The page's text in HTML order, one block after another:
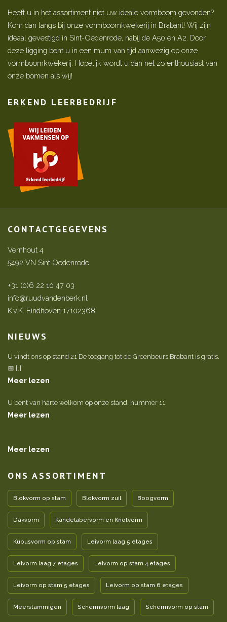
Heeft u in het assortiment niet uw ideale vormboom gevonden?
Kom dan langs bij onze vormboomkwekerij in Brabant! Wij zijn
ideaal gevestigd in Sint-Oedenrode, nabij de A50 en A2. Door
deze ligging bent u in een mum van tijd aanwezig op onze
vormboomkwekerij. Hopelijk wordt u dan net zo enthousiast van
onze bomen als wij!
ERKEND LEERBEDRIJF
CONTACTGEGEVENS
Vernhout 4
5492 VN Sint Oedenrode
+31 (0)6 22 10 47 03
info@ruudvandenberk.nl
K.v.K. Eindhoven 17102368
NIEUWS
U vindt ons op stand 21 De toegang tot de Groenbeurs Brabant is gratis.
📅 […]
Meer lezen
U bent van harte welkom op onze stand, nummer 11.
Meer lezen
Meer lezen
ONS ASSORTIMENT
Blokvorm op stam Blokvorm zuil Boogvorm
Dakvorm Kandelabervorm en Knotvorm
Kubusvorm op stam Leivorm laag 5 etages
Leivorm laag 7 etages Leivorm op stam 4 etages
Leivorm op stam 5 etages Leivorm op stam 6 etages
Meerstammigen Schermvorm laag Schermvorm op stam